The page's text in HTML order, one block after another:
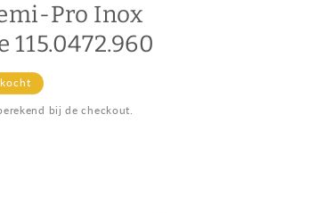
Pro Inox
bij de checkout.